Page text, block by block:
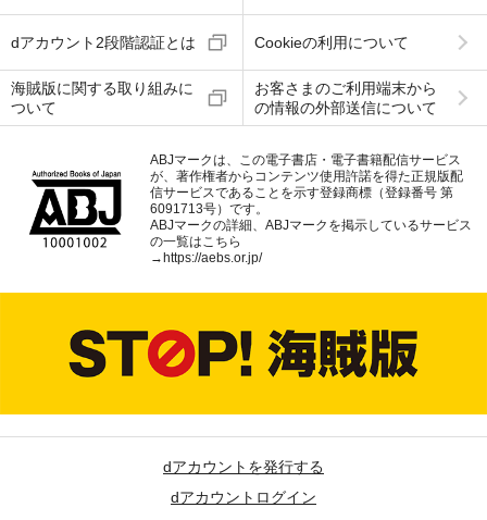
dアカウント2段階認証とは Cookieの利用について
海賊版に関する取り組みに
ついて
お客さまのご利用端末から
の情報の外部送信について
ABJマークは、この電子書店・電子書籍配信サービス
が、著作権者からコンテンツ使用許諾を得た正規版配
信サービスであることを示す登録商標（登録番号 第
6091713号）です。
ABJマークの詳細、ABJマークを掲示しているサービス
の一覧はこちら
→ https://aebs.or.jp/
dアカウントを発行する
dアカウントログイン